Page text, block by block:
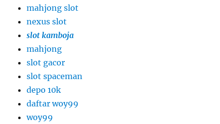
mahjong slot
nexus slot
slot kamboja
mahjong
slot gacor
slot spaceman
depo 10k
daftar woy99
woy99